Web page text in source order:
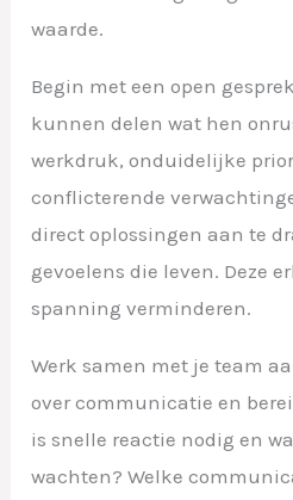
waarde.
Begin met een open
kunnen delen wat hen
werkdruk, onduidelijke
conflicterende
direct oplossingen aan te
gevoelens die leven. Deze
spanning verminderen.
Werk samen met je team
over communicatie en
is snelle reactie nodig en
wachten? Welke